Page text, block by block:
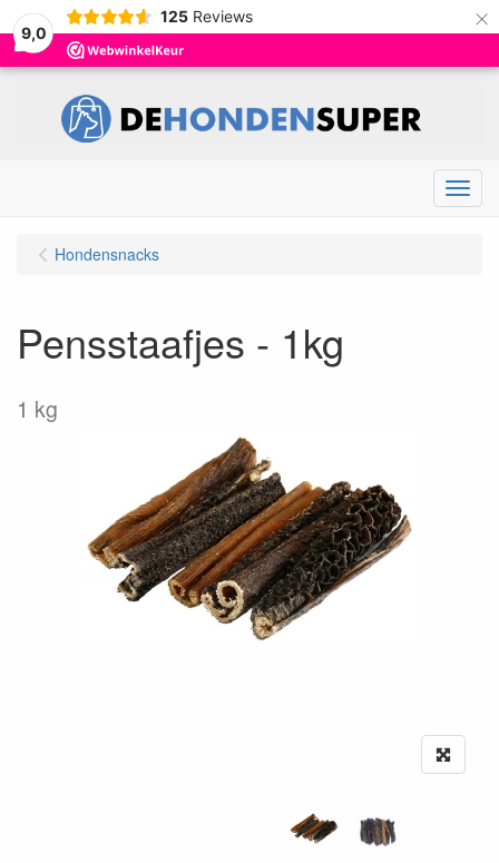
9,0
125 Reviews ×
Menu
Hondensnacks
Pensstaafjes - 1kg
1 kg